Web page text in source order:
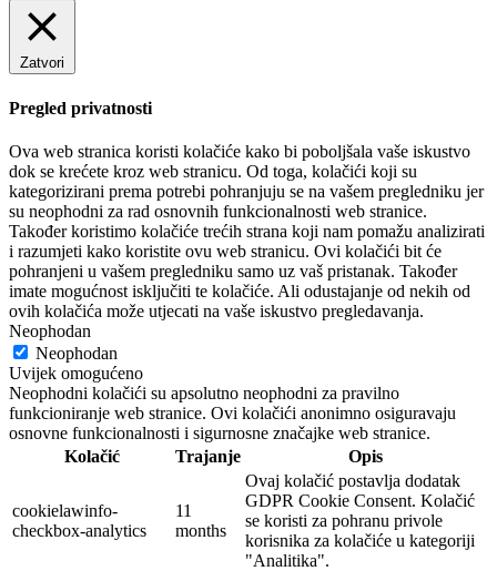
Zatvori
Pregled privatnosti
Ova web stranica koristi kolačiće kako bi poboljšala vaše iskustvo
dok se krećete kroz web stranicu. Od toga, kolačići koji su
kategorizirani prema potrebi pohranjuju se na vašem pregledniku jer
su neophodni za rad osnovnih funkcionalnosti web stranice.
Također koristimo kolačiće trećih strana koji nam pomažu analizirati
i razumjeti kako koristite ovu web stranicu. Ovi kolačići bit će
pohranjeni u vašem pregledniku samo uz vaš pristanak. Također
imate mogućnost isključiti te kolačiće. Ali odustajanje od nekih od
ovih kolačića može utjecati na vaše iskustvo pregledavanja.
Neophodan
Neophodan
Uvijek omogućeno
Neophodni kolačići su apsolutno neophodni za pravilno
funkcioniranje web stranice. Ovi kolačići anonimno osiguravaju
osnovne funkcionalnosti i sigurnosne značajke web stranice.
Kolačić
Trajanje Opis
cookielawinfo-
checkbox-analytics
11
months
Ovaj kolačić postavlja dodatak
GDPR Cookie Consent. Kolačić
se koristi za pohranu privole
korisnika za kolačiće u kategoriji
"Analitika".